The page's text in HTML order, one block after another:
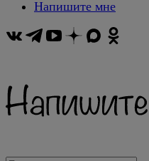
Напишите мне